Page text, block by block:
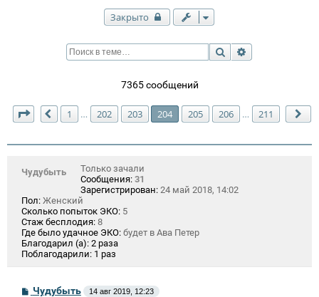
Закрыто
Поиск
7365 сообщений
Страница 204 из211
Пред.
1 … 202 203 204 205 206 … 211
Чудубыть
Только зачали
Сообщения: 31
Зарегистрирован: 24 май 2018, 14:02
Пол: Женский
Сколько попыток ЭКО: 5
Стаж бесплодия: 8
Где было удачное ЭКО: будет в Ава Петер
Благодарил (а): 2 раза
Поблагодарили: 1 раз
СЧудубыть 14 авг 2019, 12:23